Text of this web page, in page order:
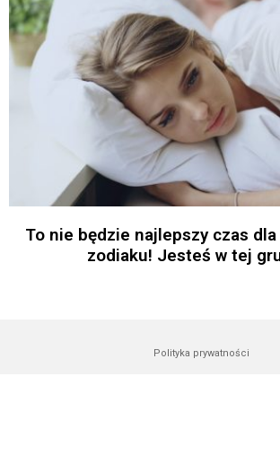
To nie będzie najlepszy czas
zodiaku! Jesteś w tej
Polityka prywatności